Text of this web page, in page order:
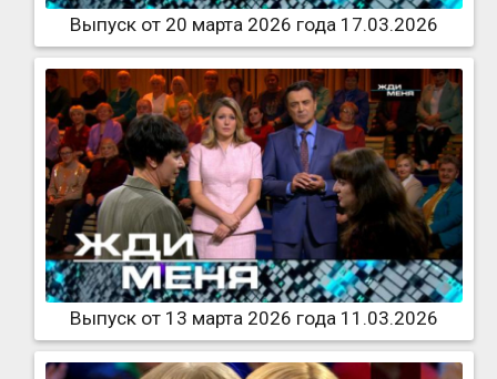
Выпуск от 20 марта 2026 года 17.03.2026
Выпуск от 13 марта 2026 года 11.03.2026